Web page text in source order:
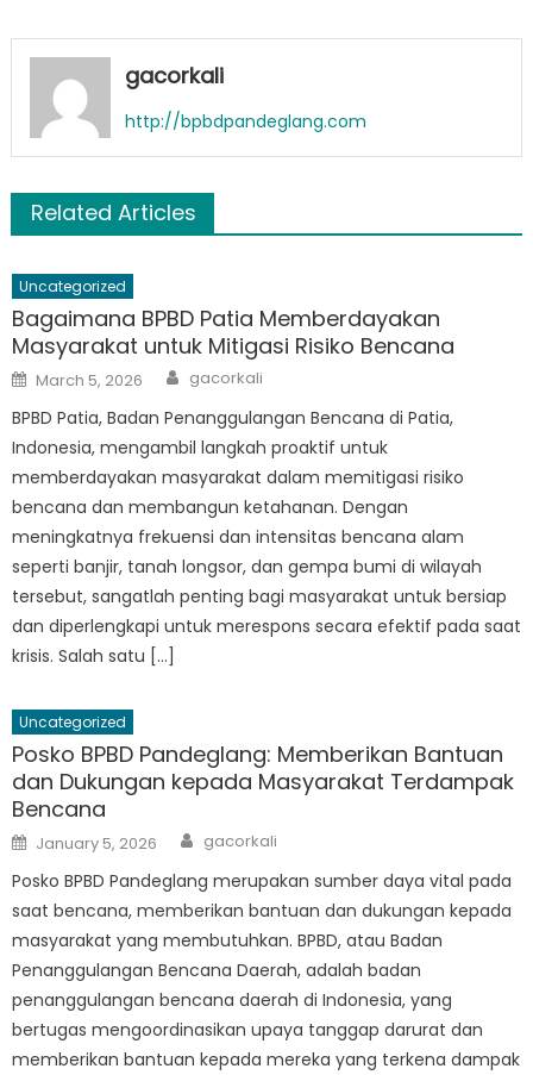
gacorkali
http://bpbdpandeglang.com
Related Articles
Uncategorized
Bagaimana BPBD Patia Memberdayakan
Masyarakat untuk Mitigasi Risiko Bencana
Posted
on
March 5, 2026 Author
gacorkali
BPBD Patia, Badan Penanggulangan Bencana di Patia,
Indonesia, mengambil langkah proaktif untuk
memberdayakan masyarakat dalam memitigasi risiko
bencana dan membangun ketahanan. Dengan
meningkatnya frekuensi dan intensitas bencana alam
seperti banjir, tanah longsor, dan gempa bumi di wilayah
tersebut, sangatlah penting bagi masyarakat untuk bersiap
dan diperlengkapi untuk merespons secara efektif pada saat
krisis. Salah satu […]
Uncategorized
Posko BPBD Pandeglang: Memberikan Bantuan
dan Dukungan kepada Masyarakat Terdampak
Bencana
Posted
on
January 5, 2026 Author
gacorkali
Posko BPBD Pandeglang merupakan sumber daya vital pada
saat bencana, memberikan bantuan dan dukungan kepada
masyarakat yang membutuhkan. BPBD, atau Badan
Penanggulangan Bencana Daerah, adalah badan
penanggulangan bencana daerah di Indonesia, yang
bertugas mengoordinasikan upaya tanggap darurat dan
memberikan bantuan kepada mereka yang terkena dampak